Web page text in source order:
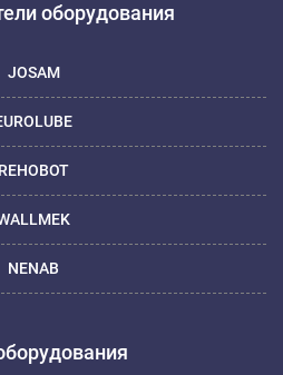
оборудования
JOSAM
REHOBOT
NENAB